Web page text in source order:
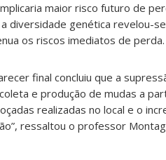
maior risco futuro de
diversidade genética revelou-
os riscos imediatos de perda.
final concluiu que a
e produção de mudas a
realizadas no local e o
ressaltou o professor